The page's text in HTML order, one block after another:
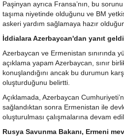
Paşinyan ayrıca Fransa’nın, bu
taşıma niyetinde olduğunu ve BM
askeri yardım sağlamaya hazır
İddialara Azerbaycan'dan yanıt geldi
Azerbaycan ve Ermenistan sınırında
açıklama yapam Azerbaycan, sınır
konuşlandığını ancak bu durumun
oluşturduğunu belirtti.
Açıklamada, Azerbaycan
sağlandıktan sonra Ermenistan ile
oluşturulması çalışmalarına devam
Rusya Savunma Bakanı, Ermeni